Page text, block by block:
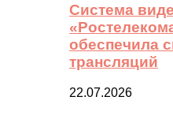
Система
обеспечила
трансляций
22.07.2026